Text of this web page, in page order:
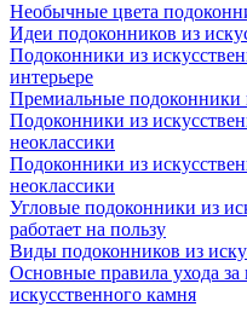
Необычные цвета
Идеи подоконников из
Подоконники из
интерьере
Премиальные подоконники
Подоконники из
неоклассики
Подоконники из
неоклассики
Угловые подоконники из
работает на пользу
Виды подоконников из
Основные правила ухода
искусственного камня